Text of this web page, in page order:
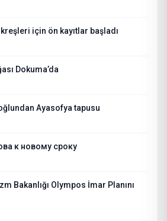
kreşleri için ön kayıtlar başladı
Dokuma’da
Ayasofya tapusu
к новому сроку
Bakanlığı Olympos İmar Planını